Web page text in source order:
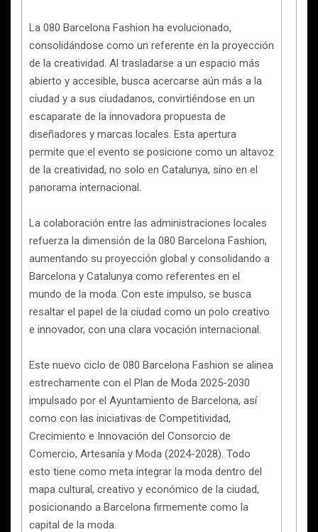
La 080 Barcelona Fashion ha evolucionado,
consolidándose como un referente en la proyección
de la creatividad. Al trasladarse a un espacio más
abierto y accesible, busca acercarse aún más a la
ciudad y a sus ciudadanos, convirtiéndose en un
escaparate de la innovadora propuesta de
diseñadores y marcas locales. Esta apertura
permite que el evento se posicione como un altavoz
de la creatividad, no solo en Catalunya, sino en el
panorama internacional.
La colaboración entre las administraciones locales
refuerza la dimensión de la 080 Barcelona Fashion,
aumentando su proyección global y consolidando a
Barcelona y Catalunya como referentes en el
mundo de la moda. Con este impulso, se busca
resaltar el papel de la ciudad como un polo creativo
e innovador, con una clara vocación internacional.
Este nuevo ciclo de 080 Barcelona Fashion se alinea
estrechamente con el Plan de Moda 2025-2030
impulsado por el Ayuntamiento de Barcelona, así
como con las iniciativas de Competitividad,
Crecimiento e Innovación del Consorcio de
Comercio, Artesanía y Moda (2024-2028). Todo
esto tiene como meta integrar la moda dentro del
mapa cultural, creativo y económico de la ciudad,
posicionando a Barcelona firmemente como la
capital de la moda.